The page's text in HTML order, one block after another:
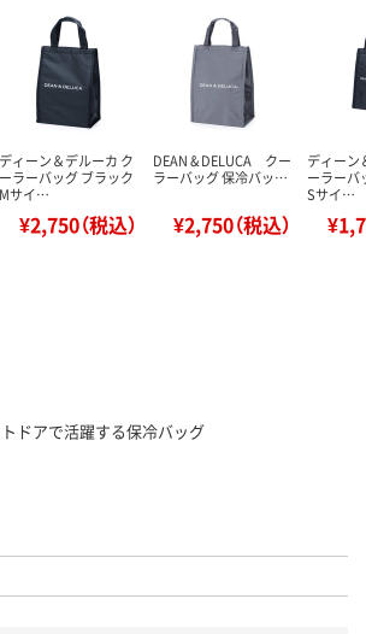
ディーン＆デルーカ ク
ーラーバッグ ブラック
Mサイ…
¥2,750（税込）
DEAN & DELUCA クー
ラーバッグ 保冷バッ…
¥2,750（税込）
ディーン
ーラーバ
Sサイ…
ドアで活躍する保冷バッグ